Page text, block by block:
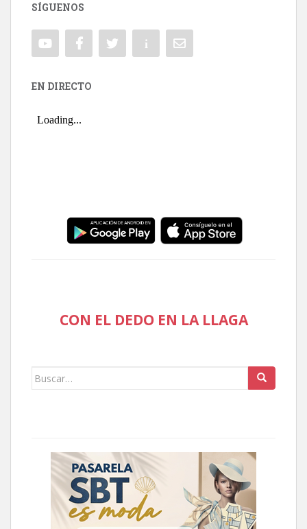
SÍGUENOS
EN DIRECTO
CON EL DEDO EN LA LLAGA
Buscar: